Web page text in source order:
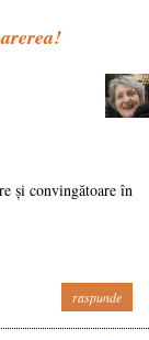
și convingătoare în
raspunde